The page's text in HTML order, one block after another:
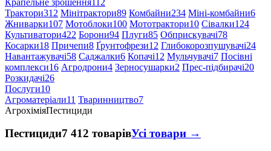
Трактори312 Мінітрактори89 Комбайни234 Міні-комбайни6
Жниварки107 Мотоблоки100 Мототрактори10 Сівалки124
Культиватори422 Борони94 Плуги85 Обприскувачі78
Косарки18 Причепи8 Ґрунтофрези12 Глибокорозпушувачі24
Навантажувачі58 Саджалки6 Копачі12 Мульчувачі7 Посівні
комплекси16 Агродрони4 Зерносушарки2 Прес-підбирачі20
Розкидачі26
Послуги10
Агроматеріали11 Тваринництво7
АгрохіміяПестициди
Пестициди7 412 товарівУсі товари →